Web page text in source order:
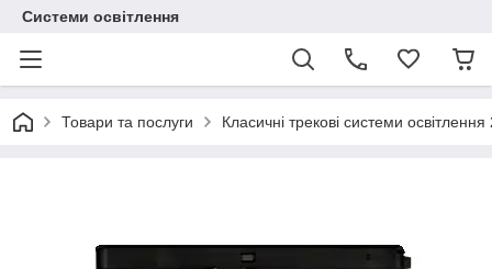
Системи освітлення
Товари та послуги Класичні трекові системи